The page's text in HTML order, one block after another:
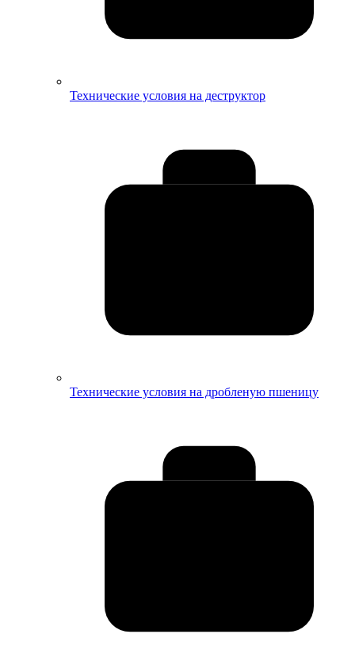
Технические условия на деструктор
Технические условия на дробленую пшеницу